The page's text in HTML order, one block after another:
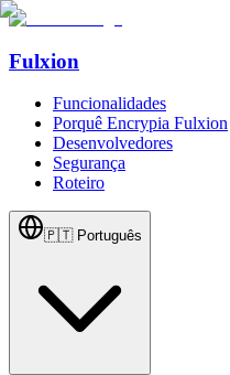
Fulxion
Funcionalidades
Porquê Encrypia Fulxion
Desenvolvedores
Segurança
Roteiro
🇵🇹 Português